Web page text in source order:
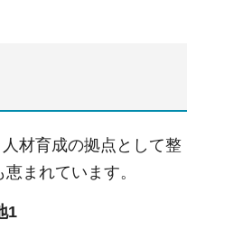
材育成の拠点として整
まれています。
1